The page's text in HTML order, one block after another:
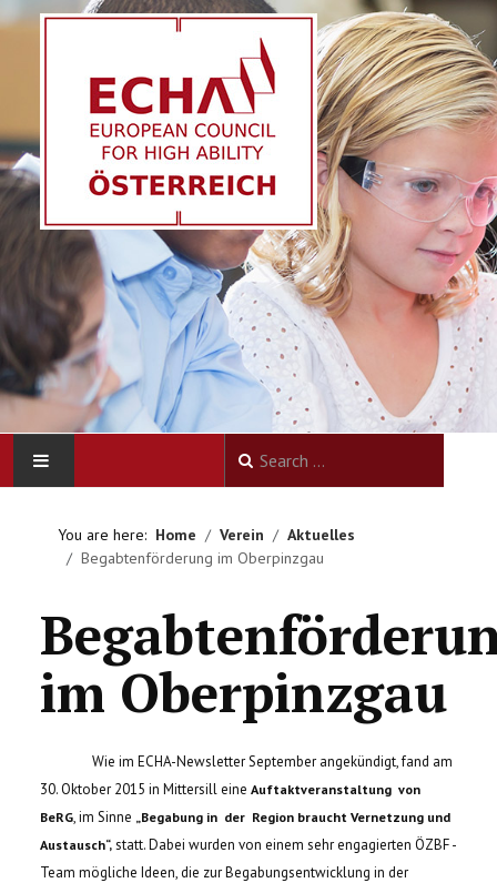
VEREIN
AKTIVITÄTEN
LITERATUREMPFEHLUNGEN
KONTAKT
You are here: Home Verein
Aktuelles
Begabtenförderung im Oberpinzgau
im Oberpinzgau
Wie im ECHA-Newsletter September angekündigt, fand am
30. Oktober 2015 in Mittersill eine Auftaktveranstaltung von
BeRG, im Sinne „Begabung in der Region braucht Vernetzung und
Austausch“, statt. Dabei wurden von einem sehr engagierten ÖZBF -
Team mögliche Ideen, die zur Begabungsentwicklung in der